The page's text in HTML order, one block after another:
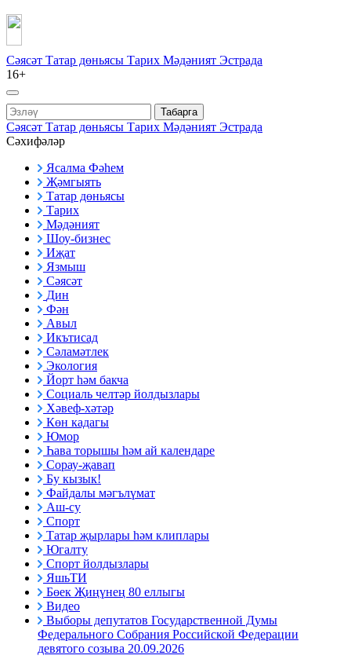
Сәясәт Татар дөньясы Тарих Мәдәният Эстрада
16+
Табарга
Сәясәт Татар дөньясы Тарих Мәдәният Эстрада
Сәхифәләр
Ясалма Фәһем
Җәмгыять
Татар дөньясы
Тарих
Мәдәният
Шоу-бизнес
Иҗат
Язмыш
Сәясәт
Дин
Фән
Авыл
Икътисад
Сәламәтлек
Экология
Йорт һәм бакча
Социаль челтәр йолдызлары
Хәвеф-хәтәр
Көн кадагы
Юмор
Һава торышы һәм ай календаре
Сорау-җавап
Бу кызык!
Файдалы мәгълүмат
Аш-су
Спорт
Татар җырлары һәм клиплары
Югалту
Спорт йолдызлары
ЯшьТИ
Бөек Җиңүнең 80 еллыгы
Видео
Выборы депутатов Государственной Думы
Федерального Собрания Российской Федерации
девятого созыва 20.09.2026